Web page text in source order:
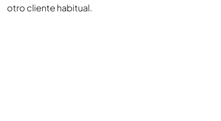
otro cliente habitual.